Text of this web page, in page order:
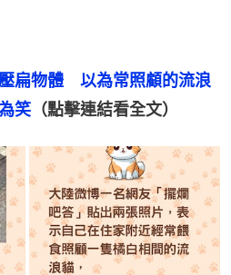
扁物體　以為常照顧的流浪
笑 （點擊連結看全文）